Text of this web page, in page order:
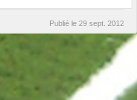
Publié le 29 sept. 2012